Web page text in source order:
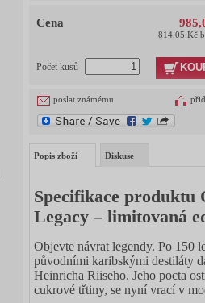
Cena
814,05 Kč
Počet kusů
poslat známému
Popis zboží Diskuse
Specifikace produktu
Legacy – limitovaná
Objevte návrat legendy. Po 150
původními karibskými destiláty
Heinricha Riiseho. Jeho pocta
cukrové třtiny, se nyní vrací v